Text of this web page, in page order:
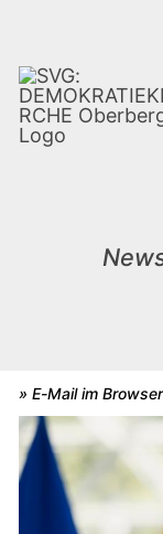
» E-Mail im